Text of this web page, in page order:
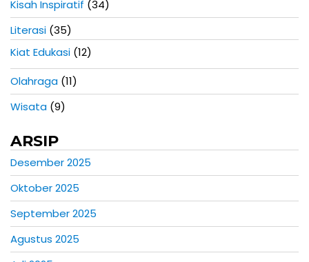
Kisah Inspiratif (34)
Literasi (35)
Kiat Edukasi (12)
Olahraga (11)
Wisata (9)
ARSIP
Desember 2025
Oktober 2025
September 2025
Agustus 2025